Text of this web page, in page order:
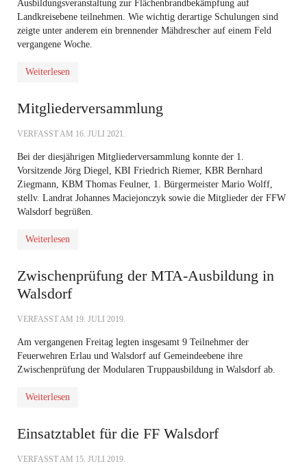
Ausbildungsveranstaltung zur Flächenbrandbekämpfung auf
Landkreisebene teilnehmen. Wie wichtig derartige Schulungen sind
zeigte unter anderem ein brennender Mähdrescher auf einem Feld
vergangene Woche.
Weiterlesen
Mitgliederversammlung
VERFASST AM 16. JULI 2021.
Bei der diesjährigen Mitgliederversammlung konnte der 1.
Vorsitzende Jörg Diegel, KBI Friedrich Riemer, KBR Bernhard
Ziegmann, KBM Thomas Feulner, 1. Bürgermeister Mario Wolff,
stellv. Landrat Johannes Maciejonczyk sowie die Mitglieder der FFW
Walsdorf begrüßen.
Weiterlesen
Zwischenprüfung der MTA-Ausbildung in
Walsdorf
VERFASST AM 19. JULI 2019.
Am vergangenen Freitag legten insgesamt 9 Teilnehmer der
Feuerwehren Erlau und Walsdorf auf Gemeindeebene ihre
Zwischenprüfung der Modularen Truppausbildung in Walsdorf ab.
Weiterlesen
Einsatztablet für die FF Walsdorf
VERFASST AM 15. JULI 2019.